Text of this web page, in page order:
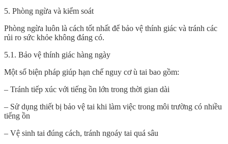
5. Phòng ngừa và kiểm soát
Phòng ngừa luôn là cách tốt nhất để bảo vệ thính giác và tránh các
rủi ro sức khỏe không đáng có.
5.1. Bảo vệ thính giác hàng ngày
Một số biện pháp giúp hạn chế nguy cơ ù tai bao gồm:
– Tránh tiếp xúc với tiếng ồn lớn trong thời gian dài
– Sử dụng thiết bị bảo vệ tai khi làm việc trong môi trường có nhiều
tiếng ồn
– Vệ sinh tai đúng cách, tránh ngoáy tai quá sâu